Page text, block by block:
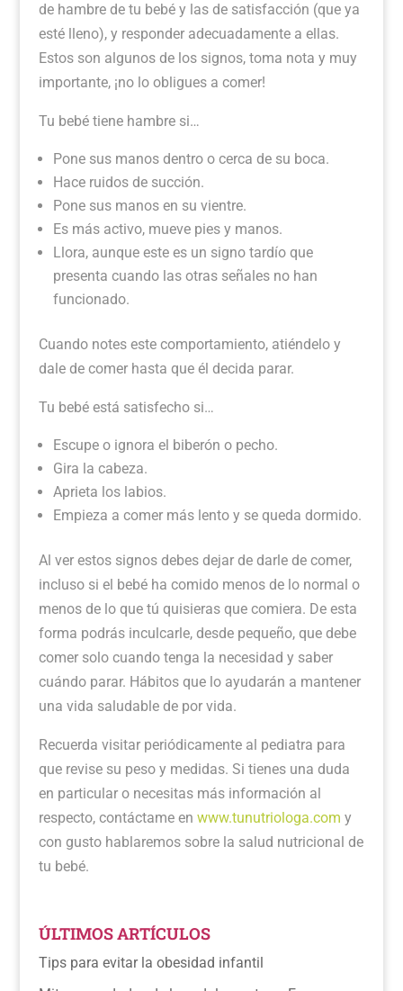
de hambre de tu bebé y las de satisfacción (que ya
esté lleno), y responder adecuadamente a ellas.
Estos son algunos de los signos, toma nota y muy
importante, ¡no lo obligues a comer!
Tu bebé tiene hambre si…
Pone sus manos dentro o cerca de su boca.
Hace ruidos de succión.
Pone sus manos en su vientre.
Es más activo, mueve pies y manos.
Llora, aunque este es un signo tardío que
presenta cuando las otras señales no han
funcionado.
Cuando notes este comportamiento, atiéndelo y
dale de comer hasta que él decida parar.
Tu bebé está satisfecho si…
Escupe o ignora el biberón o pecho.
Gira la cabeza.
Aprieta los labios.
Empieza a comer más lento y se queda dormido.
Al ver estos signos debes dejar de darle de comer,
incluso si el bebé ha comido menos de lo normal o
menos de lo que tú quisieras que comiera. De esta
forma podrás inculcarle, desde pequeño, que debe
comer solo cuando tenga la necesidad y saber
cuándo parar. Hábitos que lo ayudarán a mantener
una vida saludable de por vida.
Recuerda visitar periódicamente al pediatra para
que revise su peso y medidas. Si tienes una duda
en particular o necesitas más información al
respecto, contáctame en www.tunutriologa.com y
con gusto hablaremos sobre la salud nutricional de
tu bebé.
ÚLTIMOS ARTÍCULOS
Tips para evitar la obesidad infantil